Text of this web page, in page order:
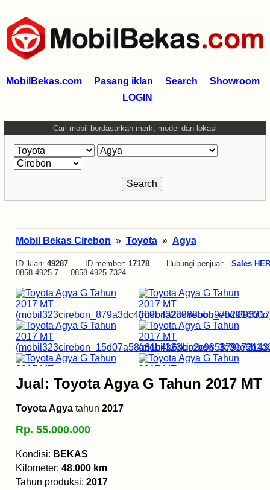
MobilBekas.com Pasang iklan Search
Showroom
LOGIN
Cari mobil berdasarkan merk, model dan lokasi
Mobil Bekas Cirebon » Toyota » Agya
ID iklan: 49287 ID member: 17178 Hubungi penjual: Sales
0858 4925 7 0858 4925 7324
Jual: Toyota Agya G Tahun 2017 MT
Toyota Agya tahun 2017
Rp. 55.000.000
Kondisi: BEKAS
Kilometer: 48.000 km
Tahun produksi: 2017